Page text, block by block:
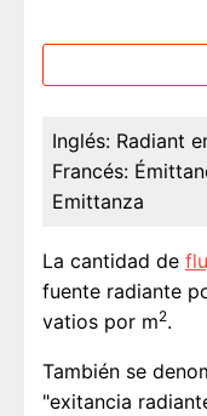
Inglés: Radiant
Francés:
Emittanza
La cantidad de
fuente radiante
vatios por m2.
También se
"exitancia